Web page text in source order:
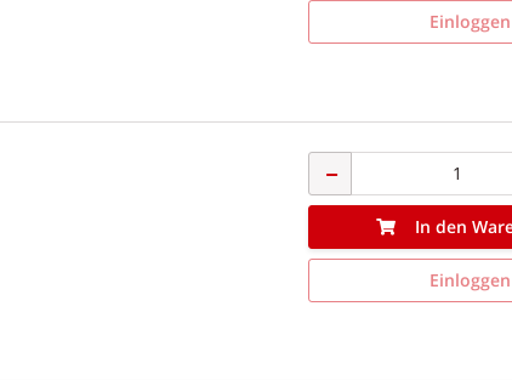
Einloggen
In den
Einloggen